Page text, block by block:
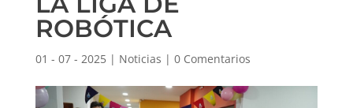
ROBÓTICA
01 - 07 - 2025| Noticias | 0 Comentarios